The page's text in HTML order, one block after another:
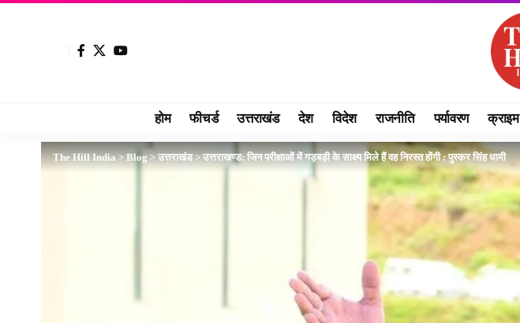
होम फीचर्ड उत्तराखंड देश विदेश राजनीति पर्यावरण क्राइम
The Hill India>Blog>उत्तराखंड>उत्तराखण्ड: जिन परीक्षाओं में गड़बड़ी के साक्ष्य मिले हैं वह निरस्त होंगी : पुस्कर सिंह धामी